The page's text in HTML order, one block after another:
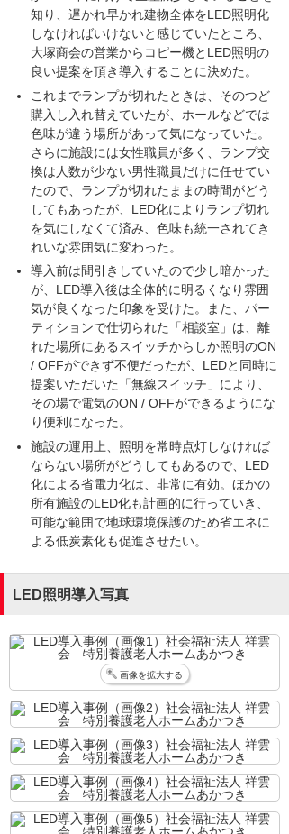
知り、遅かれ早かれ建物全体をLED照明化
しなければいけないと感じていたところ、
大塚商会の営業からコピー機とLED照明の
良い提案を頂き導入することに決めた。
これまでランプが切れたときは、そのつど
購入し入れ替えていたが、ホールなどでは
色味が違う場所があって気になっていた。
さらに施設には女性職員が多く、ランプ交
換は人数が少ない男性職員だけに任せてい
たので、ランプが切れたままの時間がどう
してもあったが、LED化によりランプ切れ
を気にしなくて済み、色味も統一されてき
れいな雰囲気に変わった。
導入前は間引きしていたので少し暗かった
が、LED導入後は全体的に明るくなり雰囲
気が良くなった印象を受けた。また、パー
ティションで仕切られた「相談室」は、離
れた場所にあるスイッチからしか照明のON
/ OFFができず不便だったが、LEDと同時に
提案いただいた「無線スイッチ」により、
その場で電気のON / OFFができるようにな
り便利になった。
施設の運用上、照明を常時点灯しなければ
ならない場所がどうしてもあるので、LED
化による省電力化は、非常に有効。ほかの
所有施設のLED化も計画的に行っていき、
可能な範囲で地球環境保護のため省エネに
よる低炭素化も促進させたい。
LED照明導入写真
画像を拡大する